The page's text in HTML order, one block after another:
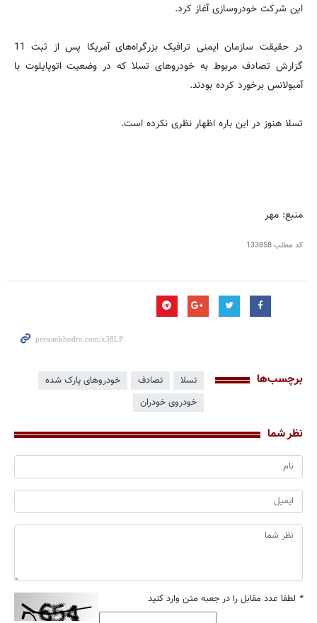
این شرکت خودروسازی آغاز کرد.
در حقیقت سازمان ایمنی ترافیک بزرگراه‌های آمریکا پس از ثبت 11
گزارش تصادف مربوط به خودروهای تسلا که در وضعیت اتوپایلوت با
آمبولانس برخورد کرده بودند.
تسلا هنوز در این باره اظهار نظری نکرده است.
منبع: مهر
کد مطلب133858
برچسب‌ها تسلا تصادف
خودروهای پارک شده
خودروی خودران
نظر شما
* لطفا عدد مقابل را در جعبه متن وارد کنید